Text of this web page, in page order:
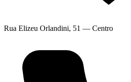
Rua Elizeu Orlandini, 51 — Centro